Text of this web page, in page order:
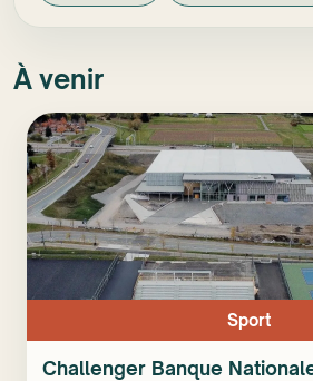
À venir
Sport
Challenger Banque